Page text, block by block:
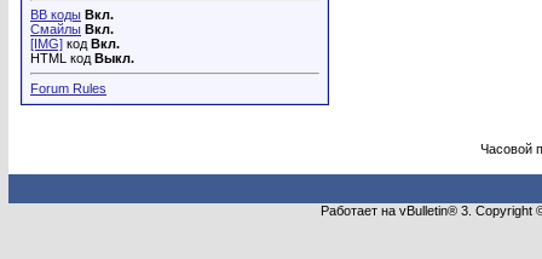
BB коды Вкл.
Смайлы Вкл.
[IMG] код Вкл.
HTML код Выкл.
Forum Rules
Часовой
Работает на vBulletin® 3.